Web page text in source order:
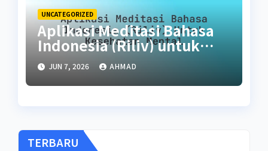
UNCATEGORIZED
Aplikasi Meditasi Bahasa
Indonesia (Riliv) untuk
Kesehatan Mental
JUN 7, 2026 AHMAD
TERBARU